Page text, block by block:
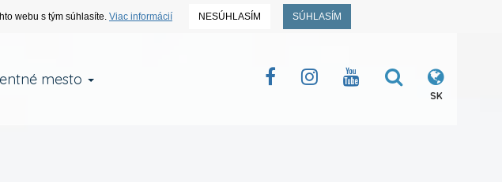
webu s tým súhlasíte. Viac informácií NESÚHLASÍM SÚHLASÍM
mesto
SK